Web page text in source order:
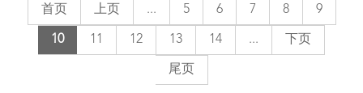
首页 上页 ... 5 6 7 8 9
10 11 12 13 14 ... 下页
尾页